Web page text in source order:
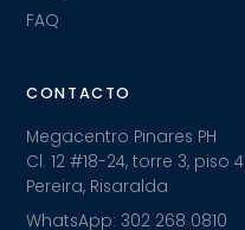
FAQ
CONTACTO
Megacentro Pinares PH
Cl. 12 #18-24, torre 3, piso 4
Pereira, Risaralda
WhatsApp: 302 268 0810